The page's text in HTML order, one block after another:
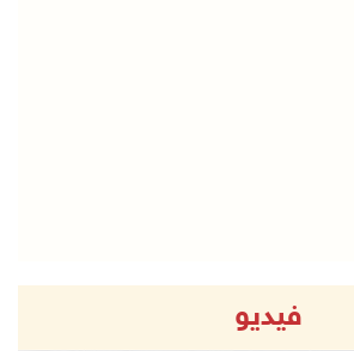
فيديو